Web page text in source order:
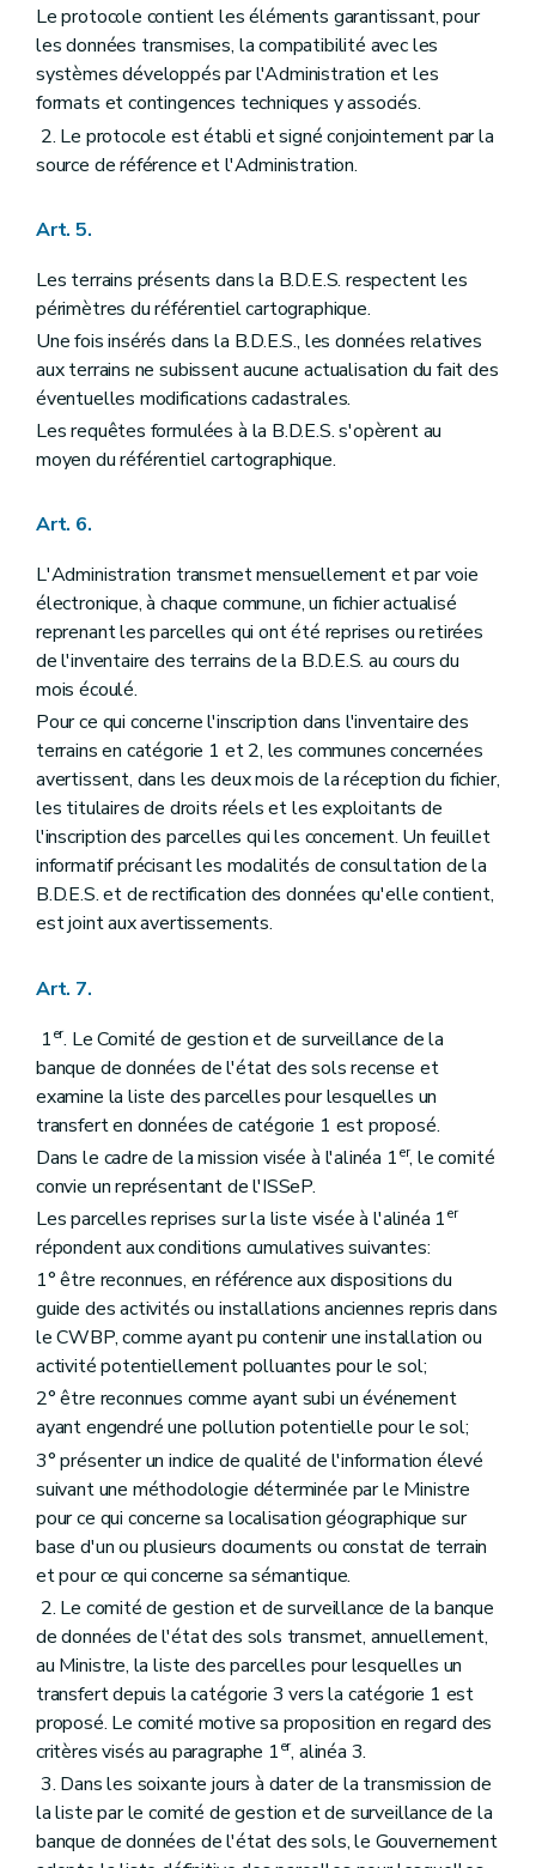
Le protocole contient les éléments garantissant, pour
les données transmises, la compatibilité avec les
systèmes développés par l'Administration et les
formats et contingences techniques y associés.
2. Le protocole est établi et signé conjointement par la
source de référence et l'Administration.
Art. 5.
Les terrains présents dans la B.D.E.S. respectent les
périmètres du référentiel cartographique.
Une fois insérés dans la B.D.E.S., les données relatives
aux terrains ne subissent aucune actualisation du fait des
éventuelles modifications cadastrales.
Les requêtes formulées à la B.D.E.S. s'opèrent au
moyen du référentiel cartographique.
Art. 6.
L'Administration transmet mensuellement et par voie
électronique, à chaque commune, un fichier actualisé
reprenant les parcelles qui ont été reprises ou retirées
de l'inventaire des terrains de la B.D.E.S. au cours du
mois écoulé.
Pour ce qui concerne l'inscription dans l'inventaire des
terrains en catégorie 1 et 2, les communes concernées
avertissent, dans les deux mois de la réception du fichier,
les titulaires de droits réels et les exploitants de
l'inscription des parcelles qui les concernent. Un feuillet
informatif précisant les modalités de consultation de la
B.D.E.S. et de rectification des données qu'elle contient,
est joint aux avertissements.
Art. 7.
1er. Le Comité de gestion et de surveillance de la
banque de données de l'état des sols recense et
examine la liste des parcelles pour lesquelles un
transfert en données de catégorie 1 est proposé.
Dans le cadre de la mission visée à l'alinéa 1er, le comité
convie un représentant de l'ISSeP.
Les parcelles reprises sur la liste visée à l'alinéa 1er
répondent aux conditions cumulatives suivantes:
1° être reconnues, en référence aux dispositions du
guide des activités ou installations anciennes repris dans
le CWBP, comme ayant pu contenir une installation ou
activité potentiellement polluantes pour le sol;
2° être reconnues comme ayant subi un événement
ayant engendré une pollution potentielle pour le sol;
3° présenter un indice de qualité de l'information élevé
suivant une méthodologie déterminée par le Ministre
pour ce qui concerne sa localisation géographique sur
base d'un ou plusieurs documents ou constat de terrain
et pour ce qui concerne sa sémantique.
2. Le comité de gestion et de surveillance de la banque
de données de l'état des sols transmet, annuellement,
au Ministre, la liste des parcelles pour lesquelles un
transfert depuis la catégorie 3 vers la catégorie 1 est
proposé. Le comité motive sa proposition en regard des
critères visés au paragraphe 1er, alinéa 3.
3. Dans les soixante jours à dater de la transmission de
la liste par le comité de gestion et de surveillance de la
banque de données de l'état des sols, le Gouvernement